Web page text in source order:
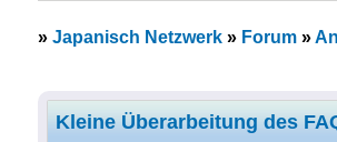
» Japanisch Netzwerk» Forum»
Kleine Überarbeitung des